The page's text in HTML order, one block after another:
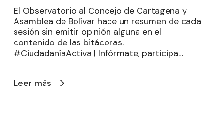
El Observatorio al Concejo de Cartagena y
Asamblea de Bolívar hace un resumen de cada
sesión sin emitir opinión alguna en el
contenido de las bitácoras.
#CiudadaníaActiva | Infórmate, participa…
Leer más